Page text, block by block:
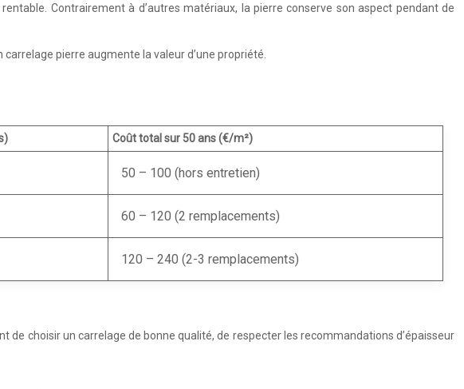
Contrairement à d’autres matériaux, la pierre conserve son aspect pendant de
pierre augmente la valeur d’une propriété.
Coût total sur 50 ans (€/m²)
50 – 100 (hors entretien)
60 – 120 (2 remplacements)
120 – 240 (2-3 remplacements)
de choisir un carrelage de bonne qualité, de respecter les recommandations d’épaisseur